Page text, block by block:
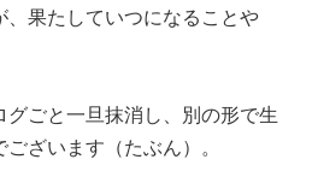
果たしていつになることや
ごと一旦抹消し、別の形で生
ざいます（たぶん）。